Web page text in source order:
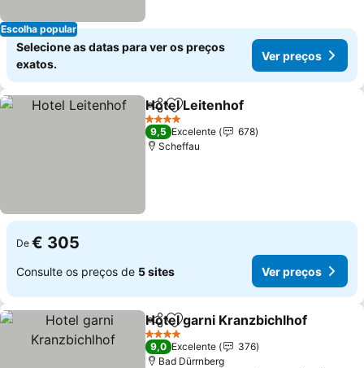
Escolha popular
Selecione as datas para ver os preços
exatos.
Ver preços
PartilharAdicionar aos favoritos
Hotel Leitenhof
4 Estrelas
9,5 Excelente
678
Scheffau
De € 305
Consulte os preços de 5 sites Ver preços
PartilharAdicionar aos favoritos
Hotel garni Kranzbichlhof
4 Estrelas
9,0 Excelente
376
Bad Dürrnberg